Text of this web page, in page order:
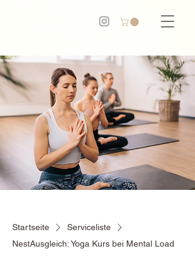
Startseite
Serviceliste
NestAusgleich: Yoga Kurs bei Mental Load